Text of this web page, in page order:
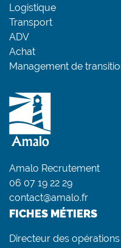
Logistique
Transport
ADV
Achat
Management de
Amalo Recrutement
06 07 19 22 29
contact@amalo.fr
FICHES MÉTIERS
Directeur des opérations